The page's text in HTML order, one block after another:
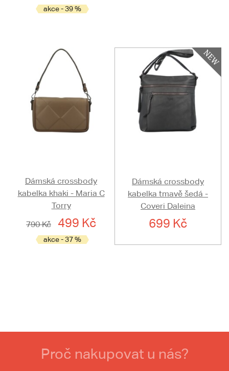
akce - 39 %
Dámská crossbody
kabelka khaki - Maria C
Torry
790 Kč
499 Kč
akce - 37 %
Dámská crossbody
kabelka tmavě šedá -
Coveri Daleina
699 Kč
Proč nakupovat u nás?